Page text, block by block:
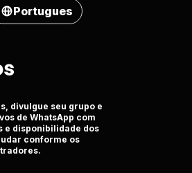
Portugues
divulgue seu grupo e
de WhatsApp com
e disponibilidade dos
conforme os